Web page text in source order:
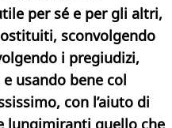
per sé e per gli altri,
sconvolgendo
i pregiudizi,
usando bene col
con l’aiuto di
lungimiranti quello che